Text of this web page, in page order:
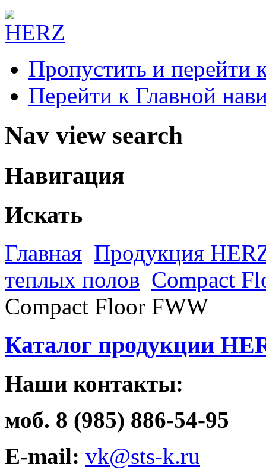
Пропустить и перейти
Перейти к Главной
Nav view search
Навигация
Искать
Главная Продукция
теплых полов Compact
Compact Floor FWW
Каталог продукции
Наши контакты:
моб. 8 (985) 886-54-95
E-mail: vk@sts-k.ru